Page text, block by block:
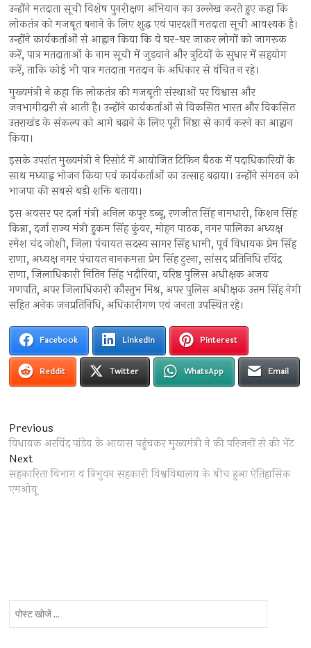
उन्होंने मतदाता सूची विशेष पुनरीक्षण अभियान का उल्लेख करते हुए कहा कि
लोकतंत्र को मजबूत बनाने के लिए शुद्ध एवं पारदर्शी मतदाता सूची आवश्यक है।
उन्होंने कार्यकर्ताओं से आह्वान किया कि वे घर-घर जाकर लोगों को जागरूक
करें, पात्र मतदाताओं के नाम सूची में जुड़वाने और त्रुटियों के सुधार में सहयोग
करें, ताकि कोई भी पात्र मतदाता मतदान के अधिकार से वंचित न रहे।
मुख्यमंत्री ने कहा कि लोकतंत्र की मजबूती संस्थाओं पर विश्वास और
जनभागीदारी से आती है। उन्होंने कार्यकर्ताओं से विकसित भारत और विकसित
उत्तराखंड के संकल्प को आगे बढ़ाने के लिए पूरी निष्ठा से कार्य करने का आह्वान
किया।
इसके उपरांत मुख्यमंत्री ने रिसोर्ट में आयोजित टिफिन बैठक में पदाधिकारियों के
साथ मध्याह्न भोजन किया एवं कार्यकर्ताओं का उत्साह बढ़ाया। उन्होंने संगठन को
भाजपा की सबसे बड़ी शक्ति बताया।
इस अवसर पर दर्जा मंत्री अनिल कपूर डब्बू, रणजीत सिंह नामधारी, किशन सिंह
किन्ना, दर्जा राज्य मंत्री हुकम सिंह कुंवर, मोहन पाठक, नगर पालिका अध्यक्ष
रमेश चंद जोशी, जिला पंचायत सदस्य सागर सिंह धामी, पूर्व विधायक प्रेम सिंह
राणा, अध्यक्ष नगर पंचायत नानकमत्ता प्रेम सिंह टुरना, सांसद प्रतिनिधि रविंद्र
राणा, जिलाधिकारी नितिन सिंह भदौरिया, वरिष्ठ पुलिस अधीक्षक अजय
गणपति, अपर जिलाधिकारी कौस्तुभ मिश्र, अपर पुलिस अधीक्षक उत्तम सिंह नेगी
सहित अनेक जनप्रतिनिधि, अधिकारीगण एवं जनता उपस्थित रहे।
Facebook LinkedIn Pinterest
Reddit Twitter WhatsApp Email
Post
navigation
Previous
post:
विधायक अरविंद पांडेय के आवास पहुंचकर मुख्यमंत्री ने की परिजनों से की भेंट
NextNext
post:
सहकारिता विभाग व त्रिभुवन सहकारी विश्वविद्यालय के बीच हुआ ऐतिहासिक
एमओयू